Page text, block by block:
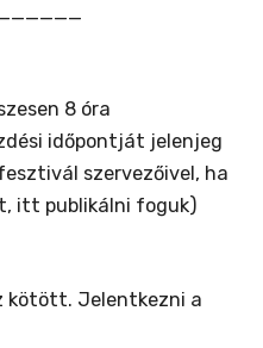
8 óra
időpontját jelenjeg
szervezőivel, ha
itt publikálni foguk)
kötött. Jelentkezni a